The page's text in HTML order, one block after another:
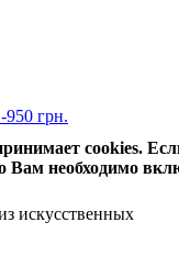
950 грн.
cookies.
необходимо
искусственных